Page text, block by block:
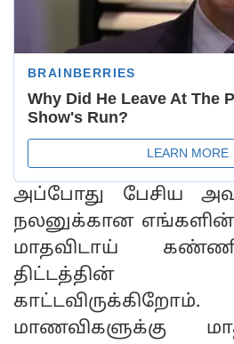
அப்போது பேசிய
நலனுக்கான எங்களின்
மாதவிடாய்
திட்டத்தின்
மாணவிகளுக்கு